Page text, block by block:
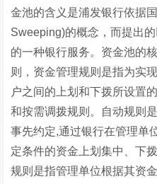
金池的含义是浦发银行依据
Sweeping)的概念，而提出
的一种银行服务。资金池的
则，资金管理规则是指为实
户之间的上划和下拨所设置
和按需调拨规则。自动规则
事先约定,通过银行在管理单
定条件的资金上划集中、下
规则是指管理单位根据其资